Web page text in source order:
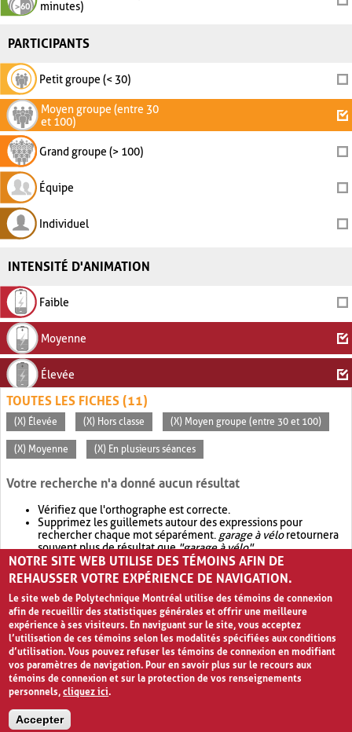
minutes)
PARTICIPANTS
Petit groupe (< 30)
Moyen groupe (entre 30
et 100)
Grand groupe (> 100)
Équipe
Individuel
INTENSITÉ D'ANIMATION
Faible
Moyenne
Élevée
TOUTES LES FICHES (11)
(X) Élevée (X) Hors classe (X) Moyen groupe (entre 30 et 100)
(X) Moyenne (X) En plusieurs séances
Votre recherche n'a donné aucun résultat
Vérifiez que l'orthographe est correcte.
Supprimez les guillemets autour des expressions pour
rechercher chaque mot séparément. garage à véloretournera
souvent plus de résultat que"garage à vélo".
Envisagez d'élargir votre recherche avec OR.garage OR vélo
retournera souvent plus de résultat quegarage à vélo
NOTRE SITE WEB UTILISE DES TÉMOINS AFIN DE
REHAUSSER VOTRE EXPÉRIENCE DE NAVIGATION.
Le site web de Polytechnique Montréal utilise des témoins de connexion
afin de recueillir des statistiques générales et offrir une meilleure
expérience à ses visiteurs. En naviguant sur le site, vous acceptez
l’utilisation de ces témoins selon les modalités spécifiées aux conditions
d’utilisation. Vous pouvez refuser les témoins de connexion en modifiant
vos paramètres de navigation. Pour en savoir plus sur le recours aux
témoins de connexion et sur la protection de vos renseignements
personnels,cliquez ici.
Accepter